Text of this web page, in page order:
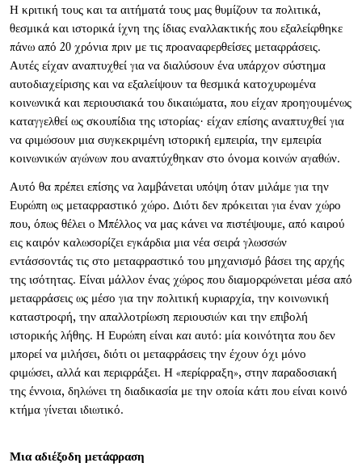
Η κριτική τους και τα αιτήματά τους μας θυμίζουν τα πολιτικά,
θεσμικά και ιστορικά ίχνη της ίδιας εναλλακτικής που εξαλείφθηκε
πάνω από 20 χρόνια πριν με τις προαναφερθείσες μεταφράσεις.
Αυτές είχαν αναπτυχθεί για να διαλύσουν ένα υπάρχον σύστημα
αυτοδιαχείρισης και να εξαλείψουν τα θεσμικά κατοχυρωμένα
κοινωνικά και περιουσιακά του δικαιώματα, που είχαν προηγουμένως
καταγγελθεί ως σκουπίδια της ιστορίας· είχαν επίσης αναπτυχθεί για
να φιμώσουν μια συγκεκριμένη ιστορική εμπειρία, την εμπειρία
κοινωνικών αγώνων που αναπτύχθηκαν στο όνομα κοινών αγαθών.
Αυτό θα πρέπει επίσης να λαμβάνεται υπόψη όταν μιλάμε για την
Ευρώπη ως μεταφραστικό χώρο. Διότι δεν πρόκειται για έναν χώρο
που, όπως θέλει o Μπέλλος να μας κάνει να πιστέψουμε, από καιρού
εις καιρόν καλωσορίζει εγκάρδια μια νέα σειρά γλωσσών
εντάσσοντάς τις στο μεταφραστικό του μηχανισμό βάσει της αρχής
της ισότητας. Είναι μάλλον ένας χώρος που διαμορφώνεται μέσα από
μεταφράσεις ως μέσο για την πολιτική κυριαρχία, την κοινωνική
καταστροφή, την απαλλοτρίωση περιουσιών και την επιβολή
ιστορικής λήθης. Η Ευρώπη είναικαιαυτό: μία κοινότητα που δεν
μπορεί να μιλήσει, διότι οι μεταφράσεις την έχουν όχι μόνο
φιμώσει, αλλά και περιφράξει. Η «περίφραξη», στην παραδοσιακή
της έννοια, δηλώνει τη διαδικασία με την οποία κάτι που είναι κοινό
κτήμα γίνεται ιδιωτικό.
Μια αδιέξοδη μετάφραση